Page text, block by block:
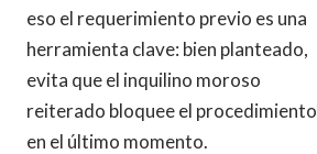
eso el requerimiento previo es una
herramienta clave: bien planteado,
evita que el inquilino moroso
reiterado bloquee el procedimiento
en el último momento.